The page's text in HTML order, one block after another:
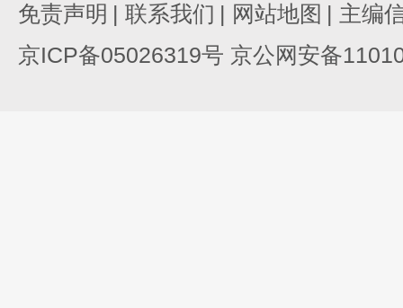
免责声明 | 联系我们 | 网站地图 | 主编
京ICP备05026319号 京公网安备